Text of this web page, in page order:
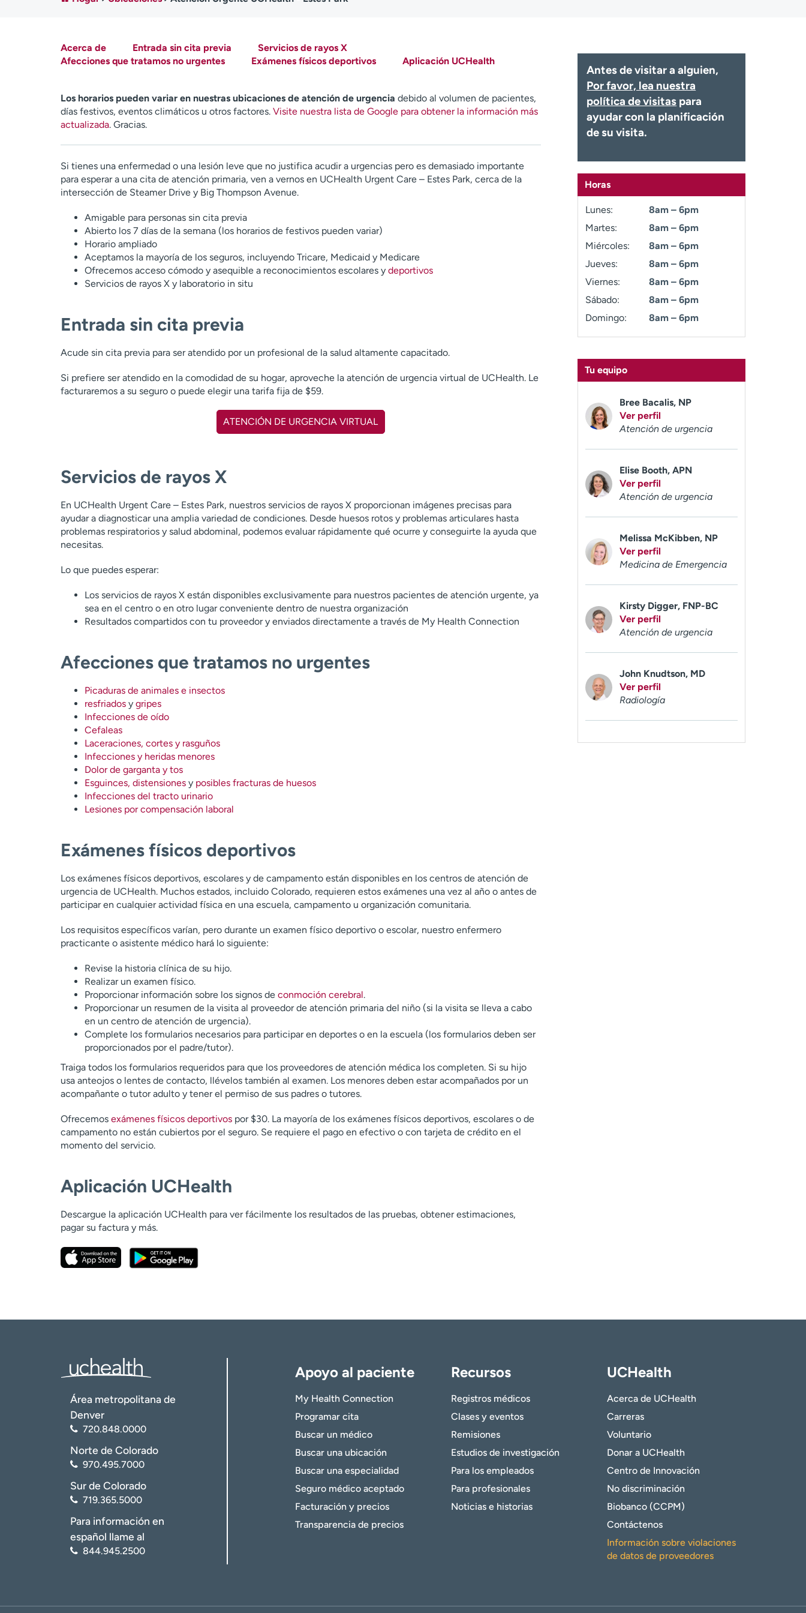
Acerca de Entrada sin cita previa
Servicios de rayos X
Afecciones que tratamos no urgentes
Exámenes físicos deportivos Aplicación UCHealth
Antes de visitar a alguien,
Por favor, lea nuestra
política de visitas para
ayudar con la planificación
de su visita.
Horas
Lunes:
8am – 6pm
Martes:
8am – 6pm
Miércoles:
8am – 6pm
Jueves:
8am – 6pm
Viernes:
8am – 6pm
Sábado:
8am – 6pm
Domingo:
8am – 6pm
Tu equipo
Bree Bacalis, NP
Ver perfil
Atención de urgencia
Elise Booth, APN
Ver perfil
Atención de urgencia
Melissa McKibben, NP
Ver perfil
Medicina de Emergencia
Kirsty Digger, FNP-BC
Ver perfil
Atención de urgencia
John Knudtson, MD
Ver perfil
Radiología
Los horarios pueden variar en nuestras ubicaciones de atención de urgencia debido al volumen de pacientes,
días festivos, eventos climáticos u otros factores. Visite nuestra lista de Google para obtener la información más
actualizada. Gracias.
Si tienes una enfermedad o una lesión leve que no justifica acudir a urgencias pero es demasiado importante
para esperar a una cita de atención primaria, ven a vernos en UCHealth Urgent Care – Estes Park, cerca de la
intersección de Steamer Drive y Big Thompson Avenue.
Amigable para personas sin cita previa
Abierto los 7 días de la semana (los horarios de festivos pueden variar)
Horario ampliado
Aceptamos la mayoría de los seguros, incluyendo Tricare, Medicaid y Medicare
Ofrecemos acceso cómodo y asequible a reconocimientos escolares y deportivos
Servicios de rayos X y laboratorio in situ
Entrada sin cita previa
Acude sin cita previa para ser atendido por un profesional de la salud altamente capacitado.
Si prefiere ser atendido en la comodidad de su hogar, aproveche la atención de urgencia virtual de UCHealth. Le
facturaremos a su seguro o puede elegir una tarifa fija de $59.
ATENCIÓN DE URGENCIA VIRTUAL
Servicios de rayos X
En UCHealth Urgent Care – Estes Park, nuestros servicios de rayos X proporcionan imágenes precisas para
ayudar a diagnosticar una amplia variedad de condiciones. Desde huesos rotos y problemas articulares hasta
problemas respiratorios y salud abdominal, podemos evaluar rápidamente qué ocurre y conseguirte la ayuda que
necesitas.
Lo que puedes esperar:
Los servicios de rayos X están disponibles exclusivamente para nuestros pacientes de atención urgente, ya
sea en el centro o en otro lugar conveniente dentro de nuestra organización
Resultados compartidos con tu proveedor y enviados directamente a través de My Health Connection
Afecciones que tratamos no urgentes
Picaduras de animales e insectos
resfriadosy gripes
Infecciones de oído
Cefaleas
Laceraciones, cortes y rasguños
Infecciones y heridas menores
Dolor de garganta y tos
Esguinces, distensionesy posibles fracturas de huesos
Infecciones del tracto urinario
Lesiones por compensación laboral
Exámenes físicos deportivos
Los exámenes físicos deportivos, escolares y de campamento están disponibles en los centros de atención de
urgencia de UCHealth. Muchos estados, incluido Colorado, requieren estos exámenes una vez al año o antes de
participar en cualquier actividad física en una escuela, campamento u organización comunitaria.
Los requisitos específicos varían, pero durante un examen físico deportivo o escolar, nuestro enfermero
practicante o asistente médico hará lo siguiente:
Revise la historia clínica de su hijo.
Realizar un examen físico.
Proporcionar información sobre los signos de conmoción cerebral.
Proporcionar un resumen de la visita al proveedor de atención primaria del niño (si la visita se lleva a cabo
en un centro de atención de urgencia).
Complete los formularios necesarios para participar en deportes o en la escuela (los formularios deben ser
proporcionados por el padre/tutor).
Traiga todos los formularios requeridos para que los proveedores de atención médica los completen. Si su hijo
usa anteojos o lentes de contacto, llévelos también al examen. Los menores deben estar acompañados por un
acompañante o tutor adulto y tener el permiso de sus padres o tutores.
Ofrecemos exámenes físicos deportivospor $30. La mayoría de los exámenes físicos deportivos, escolares o de
campamento no están cubiertos por el seguro. Se requiere el pago en efectivo o con tarjeta de crédito en el
momento del servicio.
Aplicación UCHealth
Descargue la aplicación UCHealth para ver fácilmente los resultados de las pruebas, obtener estimaciones,
pagar su factura y más.
Área metropolitana de
Denver
720.848.0000
Norte de Colorado
970.495.7000
Sur de Colorado
719.365.5000
Para información en
español llame al
844.945.2500
Apoyo al paciente
My Health Connection
Programar cita
Buscar un médico
Buscar una ubicación
Buscar una especialidad
Seguro médico aceptado
Facturación y precios
Transparencia de precios
Recursos
Registros médicos
Clases y eventos
Remisiones
Estudios de investigación
Para los empleados
Para profesionales
Noticias e historias
UCHealth
Acerca de UCHealth
Carreras
Voluntario
Donar a UCHealth
Centro de Innovación
No discriminación
Biobanco (CCPM)
Contáctenos
Información sobre violaciones
de datos de proveedores